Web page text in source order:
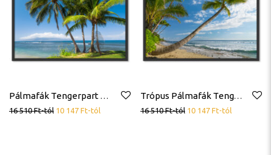
Pálmafák Tengerpart Trópusok Poszter
16 510Ft-tól 10 147 Ft-tól
Trópus Pálmafák Tengerpart Poszter
16 510Ft-tól 10 147 Ft-tól